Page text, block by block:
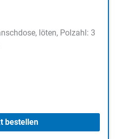
löten, Polzahl: 3
bestellen